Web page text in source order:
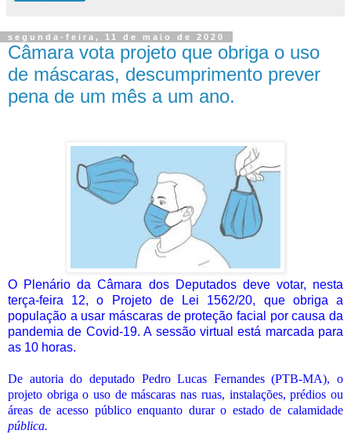
segunda-feira, 11 de maio de 2020
Câmara vota projeto que obriga o uso
de máscaras, descumprimento prever
pena de um mês a um ano.
O Plenário da Câmara dos Deputados deve votar, nesta
terça-feira 12, o Projeto de Lei 1562/20, que obriga a
população a usar máscaras de proteção facial por causa da
pandemia de Covid-19. A sessão virtual está marcada para
as 10 horas.
De autoria do deputado Pedro Lucas Fernandes (PTB-MA), o
projeto obriga o uso de máscaras nas ruas, instalações, prédios ou
áreas de acesso público enquanto durar o estado de calamidade
pública.